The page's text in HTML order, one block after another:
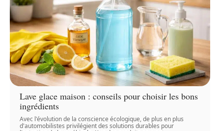
Lave glace maison : conseils pour choisir les bons
ingrédients
Avec l'évolution de la conscience écologique, de plus en plus
d'automobilistes privilégient des solutions durables pour